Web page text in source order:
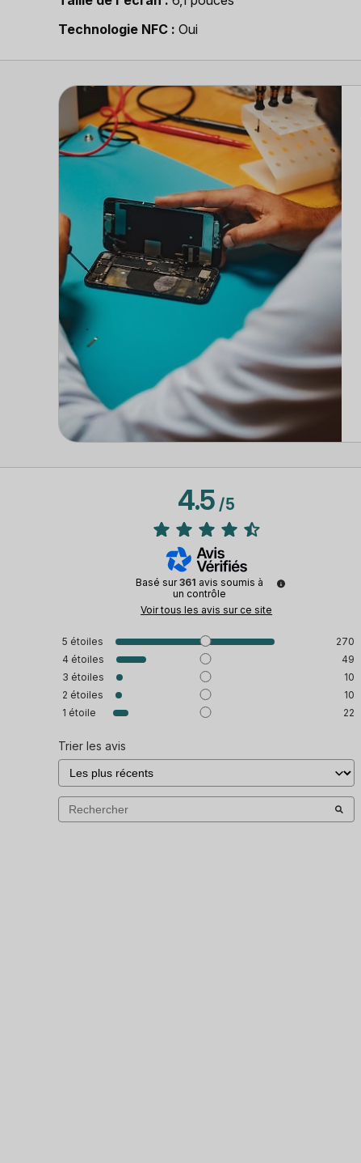
Technologie NFC
Oui
4.5/5
Basé sur361 avis soumis à
un contrôle
Voir tous les avis sur ce site
5 étoiles
270
4 étoiles
49
3 étoiles
10
2 étoiles
10
1 étoile 22
Trier les avis